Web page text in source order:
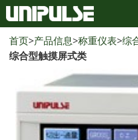
首页>产品信息>称重仪表>综
综合型触摸屏式类